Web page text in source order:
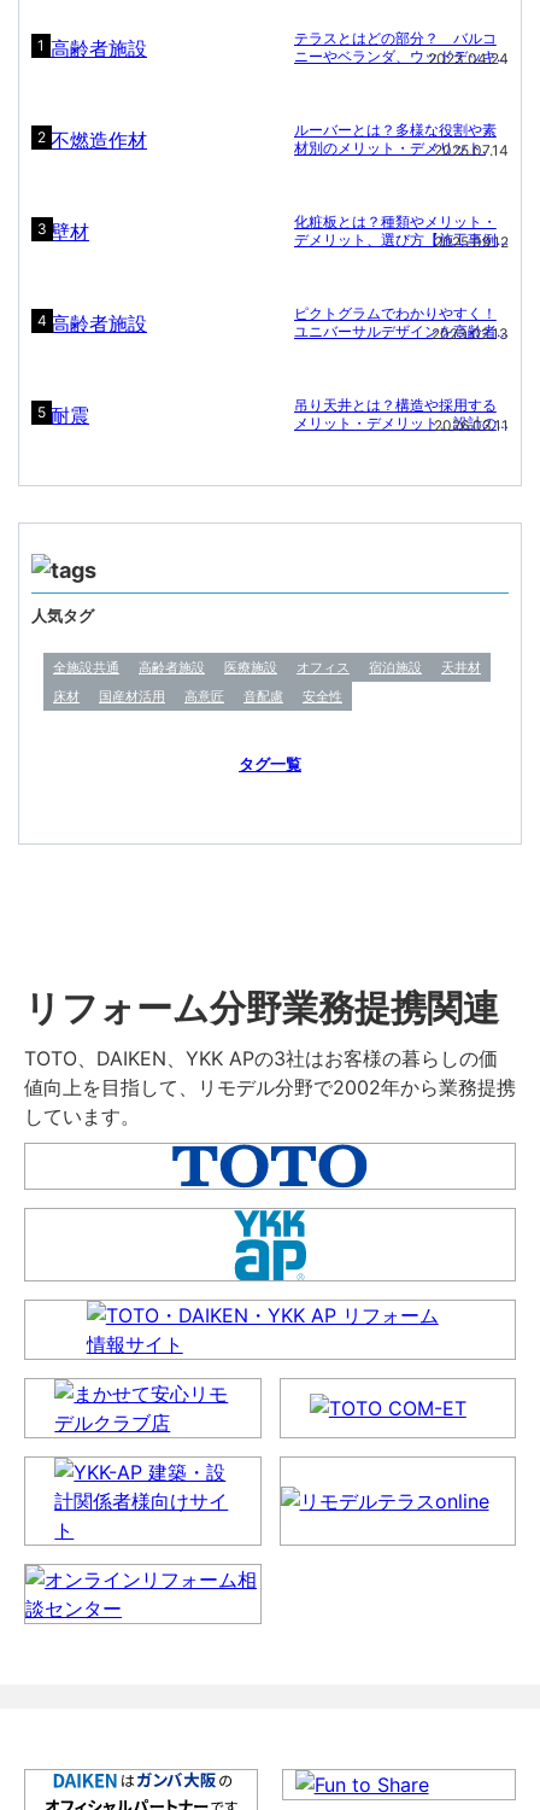
1
テラスとはどの部分？ バルコ
ニーやベランダ、ウッドデッキ
2023.04.24
2
ルーバーとは？多様な役割や素
材別のメリット・デメリット.
2025.07.14
3
化粧板とは？種類やメリット・
デメリット、選び方【施工事例
2025.09.12
4
ピクトグラムでわかりやすく！
ユニバーサルデザインを高齢者
2023.02.13
5
吊り天井とは？構造や採用する
メリット・デメリット、設計の
2026.03.11
人気タグ
全施設共通 高齢者施設 医療施設 オフィス 宿泊施設
天井材
床材
国産材活用 高意匠 音配慮 安全性
タグ一覧
リフォーム分野業務提携関連
TOTO、DAIKEN、YKK APの3社はお客様の暮らしの価
値向上を目指して、リモデル分野で2002年から業務提携
しています。